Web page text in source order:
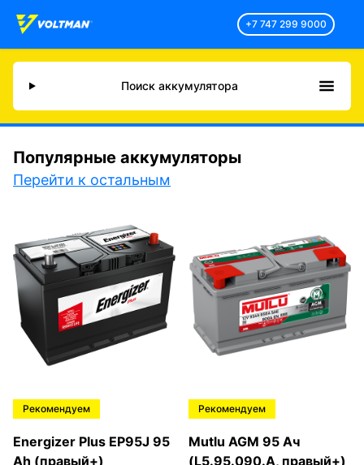
+7 747 299 9000
Поиск аккумулятора
Популярные аккумуляторы
Перейти к остальным
Рекомендуем
Energizer Plus EP95J 95
Ah (правый+)
Рекомендуем
Mutlu AGM 95 Ач
(L5.95.090.A, правый+)